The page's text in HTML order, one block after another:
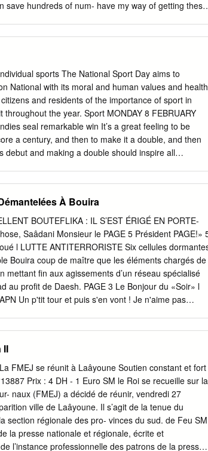
the two countries.
save hundreds of num- have my way of getting these
digits individually and just has to “In my work as a
people in key positions and high-ranking officials
phone click on a name to call, people are still
of these users in Kuwait - Zain with 2.8 million
officials would not answer a call from a strange
with 2.1 million.
sports The National Sport Day aims to
National with its moral and human values and health
and residents of the importance of sport in
the year. Sport MONDAY 8 FEBRUARY
seal remarkable win It’s a great feeling to be
a century, and then to make it a double, and then
debut and making a double should inspire all
Munich THE PENINSULA winners FC Bayern
players taking part in a Manuel Neuer (captain),
1-0 win training session in Doha Boateng, Leon
Berlin under heavy yesterday, on the eve of their
Leroy snowfall on Friday, Bayern FIFA Club
Benjamin Pavard, Munich rushed to the
Sarr, Lucas Hernandez, Corentin Tolisso, Kingsley
À Bouira
BOUTEFLIKA : IL S’EST ÉRIGÉ EN PORTE-
Saâdani Monsieur le PAGE 5 Président PAGE!»
l LUTTE ANTITERRORISTE Six cellules
Bouira coup de maître que les éléments chargés de
fin aux agissements d’un réseau spécialisé
au profit de Daesh. PAGE 3 Le Bonjour du «Soir» l
Un p'tit tour et puis s'en vont ! Je n'aime pas
– enfin ! – de la vraie pellicule, des petits-fours,
Avant que l'immense et lourd rideau de la nuit noire
et cinémas, PAGE 4 en attendant le
pas la frénésie des responsables qui puisent dans le
offrir une fausse vitrine, de faux apparats, un
avec le cours mortifère des jours tout au long
II
FMEJ se réunit à Laâyoune Soutien constant et fort
Prix : 4 DH - 1 Euro SM le Roi se recueille sur la
naux (FMEJ) a décidé de réunir, vendredi 27
ville de Laâyoune. Il s’agit de la tenue du
section régionale des pro- vinces du sud. de Feu SM
la presse nationale et régionale, écrite et
l’instance professionnelle des patrons de la presse